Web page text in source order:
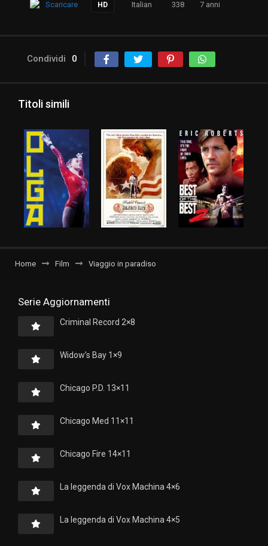
Scaricare HD Italian 338 7 anni
Condividi 0
Titoli simili
Home Film Viaggio in paradiso
Serie Aggiornamenti
Criminal Record 2×8
Widow’s Bay 1×9
Chicago P.D. 13×11
Chicago Med 11×11
Chicago Fire 14×11
La leggenda di Vox Machina 4×6
La leggenda di Vox Machina 4×5